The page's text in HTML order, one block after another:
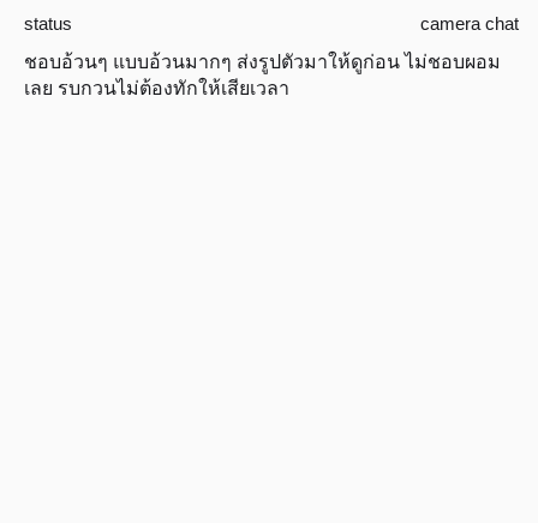
status
camera chat
ชอบอ้วนๆ แบบอ้วนมากๆ ส่งรูปตัวมาให้ดูก่อน ไม่ชอบผอม
เลย รบกวนไม่ต้องทักให้เสียเวลา